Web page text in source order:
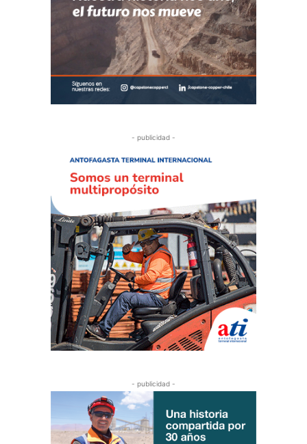
- publicidad -
- publicidad -